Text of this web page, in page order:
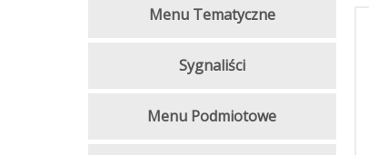
Menu Tematyczne
Sygnaliści
Menu Podmiotowe